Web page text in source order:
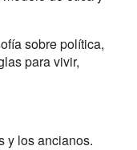
sobre política,
para vivir,
y los ancianos.